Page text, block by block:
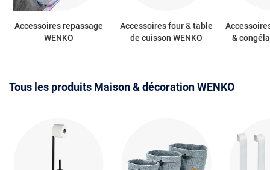
Accessoires repassage
WENKO
Accessoires four & table
de cuisson WENKO
&
Tous les produits Maison & décoration WENKO